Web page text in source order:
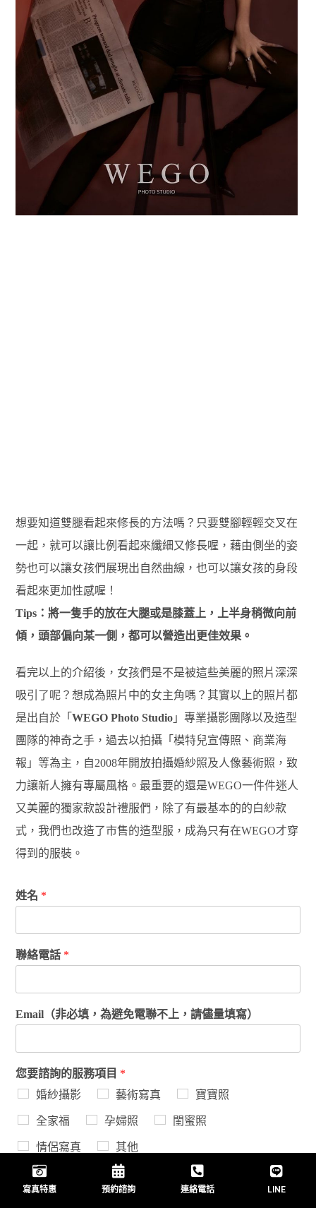
想要知道雙腿看起來修長的方法嗎？只要雙腳輕輕交叉在
一起，就可以讓比例看起來纖細又修長喔，藉由側坐的姿
勢也可以讓女孩們展現出自然曲線，也可以讓女孩的身段
看起來更加性感喔！
Tips：將一隻手的放在大腿或是膝蓋上，上半身稍微向前
傾，頭部偏向某一側，都可以營造出更佳效果。
看完以上的介紹後，女孩們是不是被這些美麗的照片深深
吸引了呢？想成為照片中的女主角嗎？其實以上的照片都
是出自於「 WEGO Photo Studio
報」等為主，自2008年開放拍攝婚紗照及人像藝術照，致
又美麗的獨家款設計禮服們，除了有最基本的的白紗款
得到的服裝。
聯絡電話*
Email（非必填，為避免電聯不上，請儘量填寫）
寫真特惠 預約諮詢 連絡電話 LINE